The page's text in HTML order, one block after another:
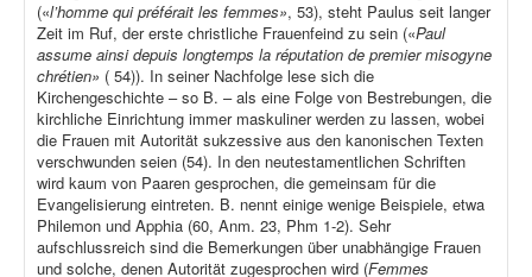
(«l’homme qui préférait les femmes», 53), steht Paulus seit langer
Zeit im Ruf, der erste christliche Frauenfeind zu sein («Paul
assume ainsi depuis longtemps la réputation de premier misogyne
chrétien» ( 54)). In seiner Nachfolge lese sich die
Kirchengeschichte – so B. – als eine Folge von Bestrebungen, die
kirchliche Einrichtung immer maskuliner werden zu lassen, wobei
die Frauen mit Autorität sukzessive aus den kanonischen Texten
verschwunden seien (54). In den neutestamentlichen Schriften
wird kaum von Paaren gesprochen, die gemeinsam für die
Evangelisierung eintreten. B. nennt einige wenige Beispiele, etwa
Philemon und Apphia (60, Anm. 23, Phm 1-2). Sehr
aufschlussreich sind die Bemerkungen über unabhängige Frauen
und solche, denen Autorität zugesprochen wird (Femmes